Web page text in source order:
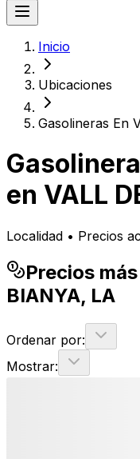
Inicio
Ubicaciones
Gasolineras En
en VALL
Localidad • Precios
Precios
BIANYA, LA
Ordenar por:
Mostrar: